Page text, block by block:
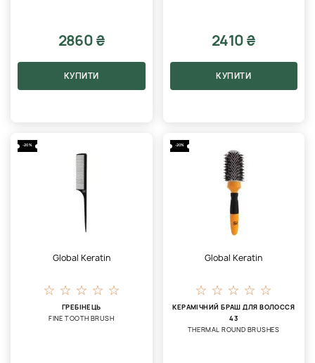
2860 ₴
КУПИТИ
2410 ₴
КУПИТИ
-20%
Global Keratin
ГРЕБІНЕЦЬ
FINE TOOTH BRUSH
-20%
Global Keratin
КЕРАМІЧНИЙ БРАШ ДЛЯ ВОЛОССЯ
43
THERMAL ROUND BRUSHES